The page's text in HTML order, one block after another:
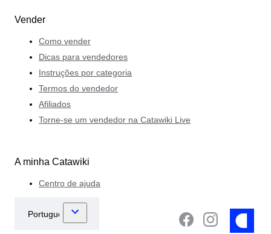
Vender
Como vender
Dicas para vendedores
Instruções por categoria
Termos do vendedor
Afiliados
Torne-se um vendedor na Catawiki Live
A minha Catawiki
Centro de ajuda